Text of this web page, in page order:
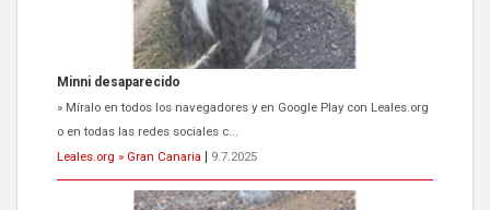
Minni desaparecido
» Míralo en todos los navegadores y en Google Play con Leales.org
o en todas las redes sociales c...
Leales.org » Gran Canaria
9.7.2025